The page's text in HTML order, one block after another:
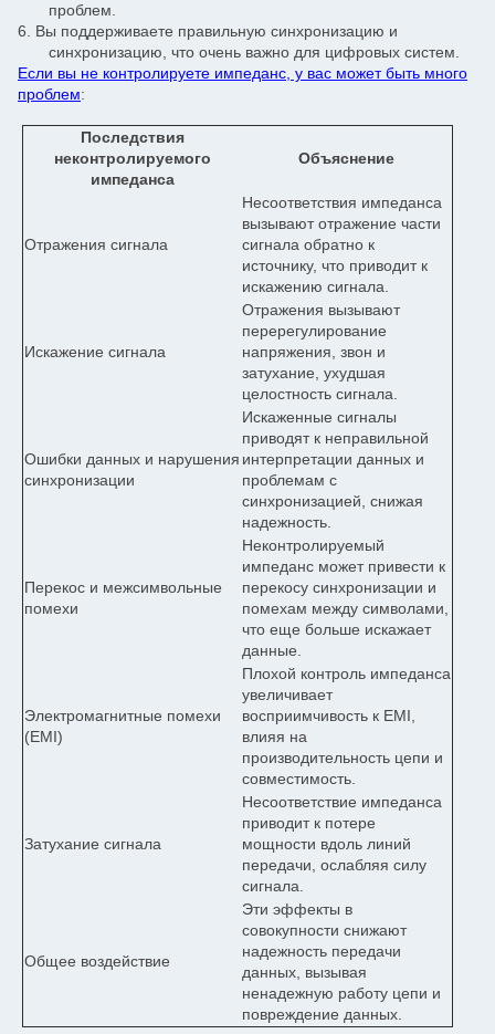
проблем.
6. Вы поддерживаете правильную синхронизацию и
синхронизацию, что очень важно для цифровых систем.
Если вы не контролируете импеданс, у вас может быть много
проблем:
Последствия
неконтролируемого
импеданса
Объяснение
Отражения сигнала
Несоответствия импеданса
вызывают отражение части
сигнала обратно к
источнику, что приводит к
искажению сигнала.
Искажение сигнала
Отражения вызывают
перерегулирование
напряжения, звон и
затухание, ухудшая
целостность сигнала.
Ошибки данных и нарушения
синхронизации
Искаженные сигналы
приводят к неправильной
интерпретации данных и
проблемам с
синхронизацией, снижая
надежность.
Перекос и межсимвольные
помехи
Неконтролируемый
импеданс может привести к
перекосу синхронизации и
помехам между символами,
что еще больше искажает
данные.
Электромагнитные помехи
(EMI)
Плохой контроль импеданса
увеличивает
восприимчивость к EMI,
влияя на
производительность цепи и
совместимость.
Затухание сигнала
Несоответствие импеданса
приводит к потере
мощности вдоль линий
передачи, ослабляя силу
сигнала.
Общее воздействие
Эти эффекты в
совокупности снижают
надежность передачи
данных, вызывая
ненадежную работу цепи и
повреждение данных.